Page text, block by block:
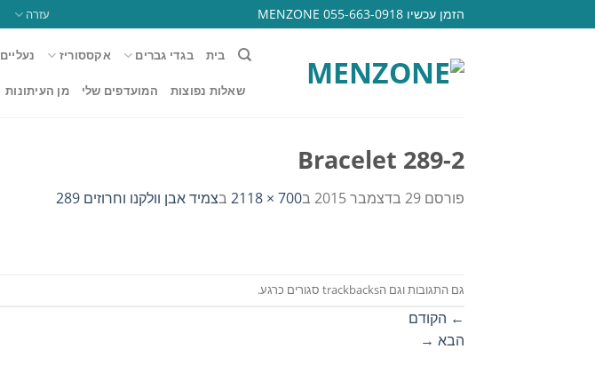
to
הזמן עכשיו 055-663-0918 MENZONE עזרה
בית בגדי גברים אקססוריז נעליים
שאלות נפוצות המועדפים שלי מן העיתונות
Bracelet 289-2
פורסם 29 בדצמבר 2015 ב700 × 2118 בצמיד אבן וולקנו וחרוזים 289
גם התגובות וגם הtrackbacks סגורים כרגע.
← הקודם
הבא →